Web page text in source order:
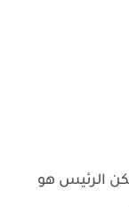
الرئيس هو